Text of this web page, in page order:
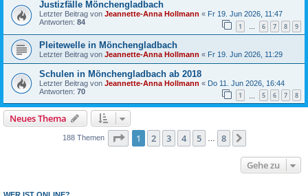
Justizfälle Mönchengladbach
Letzter Beitrag von Jeannette-Anna Hollmann « Fr 19. Jun 2026, 11:47
Antworten: 84 1 6 7 8 9
Pleitewelle in Mönchengladbach
Letzter Beitrag von Jeannette-Anna Hollmann « Fr 19. Jun 2026, 11:29
Schulen in Mönchengladbach ab 2018
Letzter Beitrag von Jeannette-Anna Hollmann « Do 11. Jun 2026, 16:44
Antworten: 70 1 5 6 7 8
Neues Thema
188 Themen Seite 1von
1 2 3 4 5 8
Gehe zu